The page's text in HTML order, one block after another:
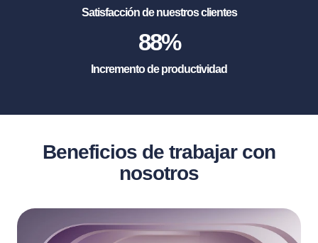
Satisfacción de nuestros clientes
88%
Incremento de productividad
Beneficios de trabajar con
nosotros